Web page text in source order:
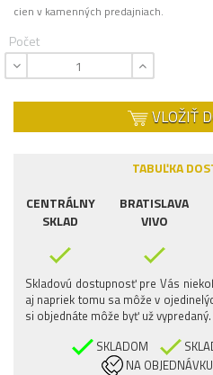
cien v kamenných predajniach.
Počet
VLOŽIŤ
TABUĽKA
CENTRÁLNY
SKLAD
BRATISLAVA
VIVO
Skladovú dostupnosť pre Vás
aj napriek tomu sa môže v
si objednáte môže byť už vypredaný.
SKLADOM
NA OBJEDNÁVKU